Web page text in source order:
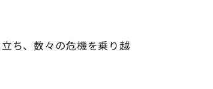
ち、数々の危機を乗り越